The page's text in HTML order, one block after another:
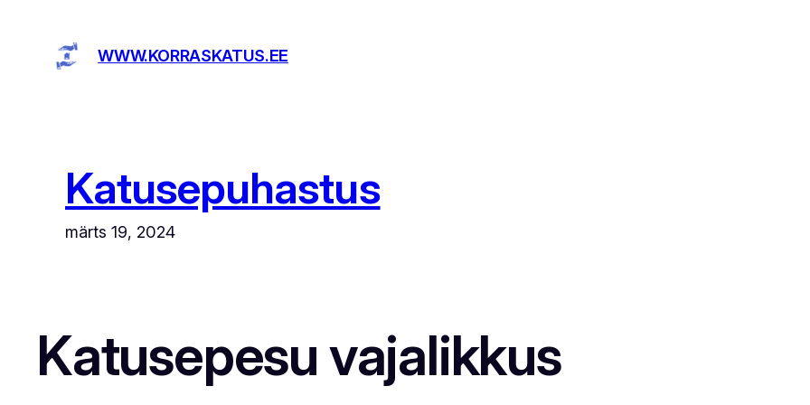
WWW.KORRASKATUS.EE
Katusepuhastus
märts 19, 2024
Katusepesu vajalikkus